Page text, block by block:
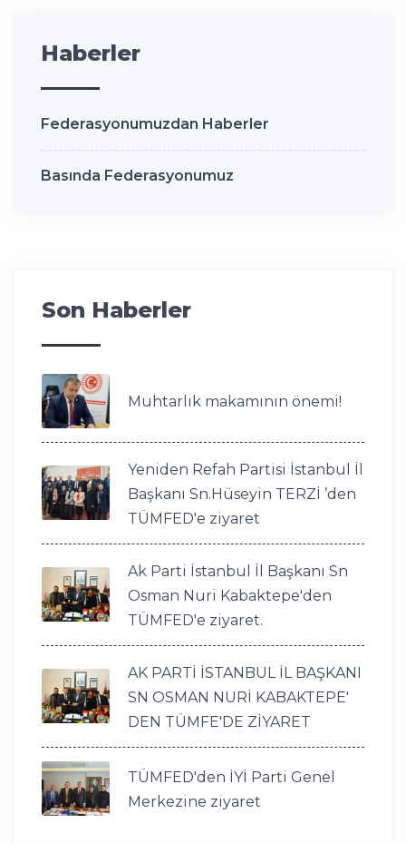
Haberler
Federasyonumuzdan Haberler
Basında Federasyonumuz
Son Haberler
Muhtarlık makamının önemi!
Yeniden Refah Partisi İstanbul İl
Başkanı Sn.Hüseyin TERZİ ’den
TÜMFED'e ziyaret
Ak Parti İstanbul İl Başkanı Sn
Osman Nuri Kabaktepe'den
TÜMFED'e ziyaret.
AK PARTİ İSTANBUL İL BAŞKANI
SN OSMAN NURİ KABAKTEPE'
DEN TÜMFE'DE ZİYARET
TÜMFED'den İYİ Parti Genel
Merkezine ziyaret